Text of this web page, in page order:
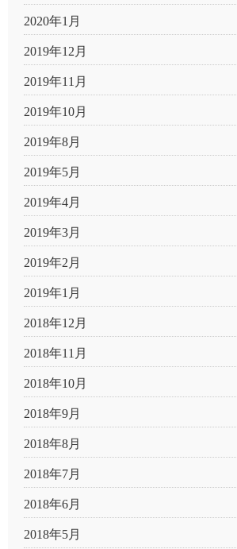
2020年1月
2019年12月
2019年11月
2019年10月
2019年8月
2019年5月
2019年4月
2019年3月
2019年2月
2019年1月
2018年12月
2018年11月
2018年10月
2018年9月
2018年8月
2018年7月
2018年6月
2018年5月